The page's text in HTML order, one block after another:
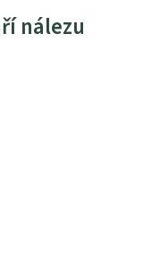
nálezu